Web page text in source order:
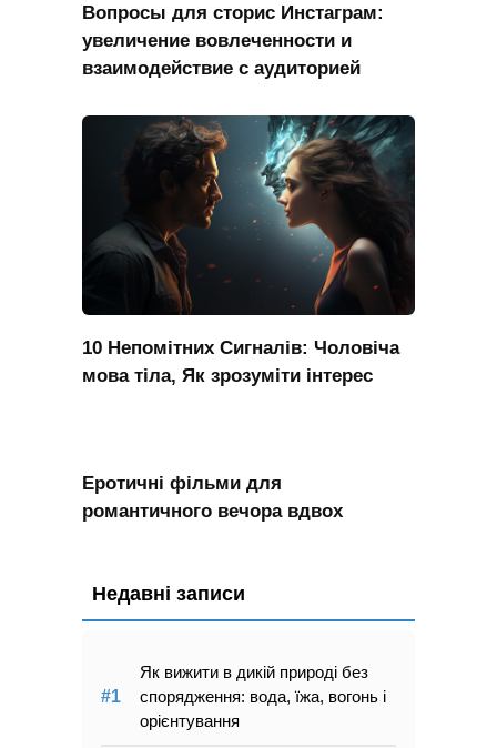
Вопросы для сторис Инстаграм:
увеличение вовлеченности и
взаимодействие с аудиторией
10 Непомітних Сигналів: Чоловіча
мова тіла, Як зрозуміти інтерес
Еротичні фільми для
романтичного вечора вдвох
Недавні записи
Як вижити в дикій природі без
спорядження: вода, їжа, вогонь і
орієнтування